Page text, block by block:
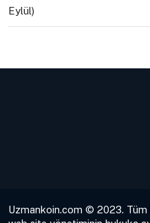
Eylül)
Uzmankoin.com © 2023. Tüm